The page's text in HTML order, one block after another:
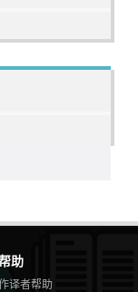
助
译者帮助